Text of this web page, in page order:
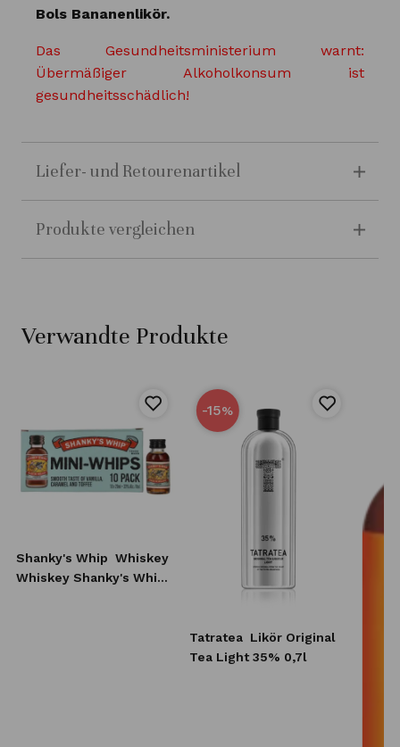
Bols Bananenlikör.
Das Gesundheitsministerium warnt:
Übermäßiger Alkoholkonsum ist
gesundheitsschädlich!
Liefer- und Retourenartikel
Produkte vergleichen
Verwandte Produkte
Shanky's Whip Whiskey
Whiskey Shanky's Whip
-15%
Tatratea Likör Original
Tea Light 35% 0,7l